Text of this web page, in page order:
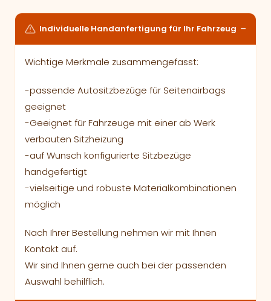
Individuelle Handanfertigung für Ihr Fahrzeug
Wichtige Merkmale zusammengefasst:
-passende Autositzbezüge für Seitenairbags
geeignet
-Geeignet für Fahrzeuge mit einer ab Werk
verbauten Sitzheizung
-auf Wunsch konfigurierte Sitzbezüge
handgefertigt
-vielseitige und robuste Materialkombinationen
möglich
Nach Ihrer Bestellung nehmen wir mit Ihnen
Kontakt auf.
Wir sind Ihnen gerne auch bei der passenden
Auswahl behilflich.